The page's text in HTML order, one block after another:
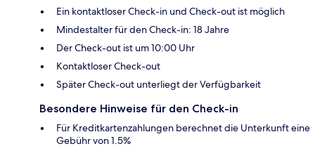
Ein kontaktloser Check-in und Check-out ist möglich
Mindestalter für den Check-in: 18 Jahre
Der Check-out ist um 10:00 Uhr
Kontaktloser Check-out
Später Check-out unterliegt der Verfügbarkeit
Besondere Hinweise für den Check-in
Für Kreditkartenzahlungen berechnet die Unterkunft eine
Gebühr von 1.5%